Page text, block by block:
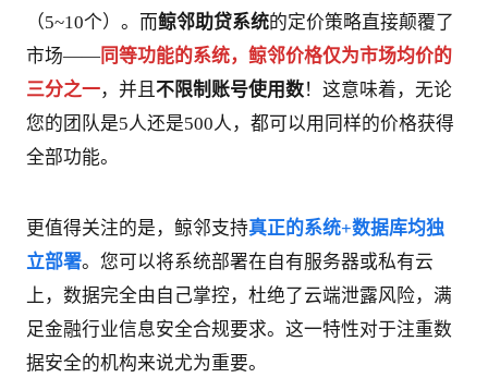
（5~10个）。而鲸邻助贷系统的定价策略直接颠覆了
市场——同等功能的系统，鲸邻价格仅为市场均价的
三分之一，并且 不限制账号使用数！这意味着，无论
您的团队是5人还是500人，都可以用同样的价格获得
全部功能。
更值得关注的是，鲸邻支持真正的系统+数据库均独
立部署。您可以将系统部署在自有服务器或私有云
上，数据完全由自己掌控，杜绝了云端泄露风险，满
足金融行业信息安全合规要求。这一特性对于注重数
据安全的机构来说尤为重要。